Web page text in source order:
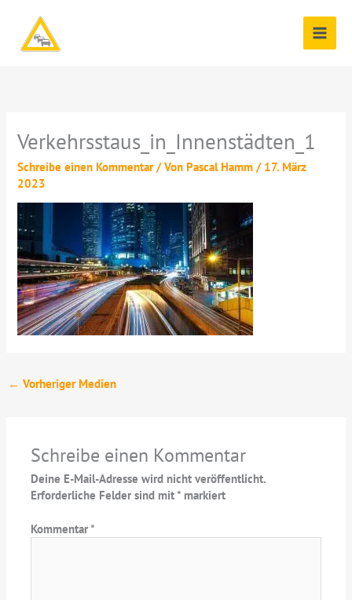
springen
Verkehrsstaus_in_Innenstädten_1
Schreibe einen Kommentar / VonPascal Hamm/ 17. März
2023
← Vorheriger Medien
Schreibe einen Kommentar
Deine E-Mail-Adresse wird nicht veröffentlicht.
Erforderliche Felder sind mit* markiert
Kommentar*